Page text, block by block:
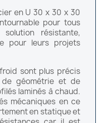
en U 30 x 30 x 30
pour tous
résistante,
pour leurs projets
sont plus précis
géométrie et de
laminés à chaud.
mécaniques en ce
en statique et